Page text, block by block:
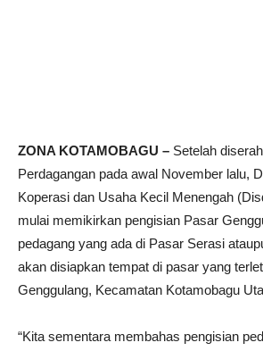
ZONA KOTAMOBAGU – Setelah
Perdagangan pada awal November lalu,
Koperasi dan Usaha Kecil Menengah
mulai memikirkan pengisian Pasar
pedagang yang ada di Pasar Serasi
akan disiapkan tempat di pasar yang
Genggulang, Kecamatan Kotamobagu
“Kita sementara membahas pengisian